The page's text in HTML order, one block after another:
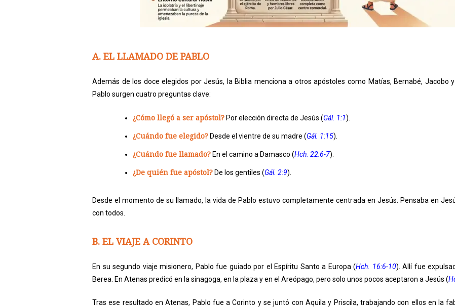
A. EL LLAMADO DE PABLO
Además de los doce elegidos por Jesús, la Biblia menciona a otros apóstoles como Matías, Bernabé, Jacobo
Pablo surgen cuatro preguntas clave:
¿Cómo llegó a ser apóstol? Por elección directa de Jesús (Gál. 1:1).
¿Cuándo fue elegido? Desde el vientre de su madre (Gál. 1:15).
¿Cuándo fue llamado? En el camino a Damasco (Hch. 22:6-7).
¿De quién fue apóstol? De los gentiles (Gál. 2:9).
Desde el momento de su llamado, la vida de Pablo estuvo completamente centrada en Jesús. Pensaba en
con todos.
B. EL VIAJE A CORINTO
En su segundo viaje misionero, Pablo fue guiado por el Espíritu Santo a Europa (Hch. 16:6-10). Allí fue
Berea. En Atenas predicó en la sinagoga, en la plaza y en el Areópago, pero solo unos pocos aceptaron a Jesús (
Tras ese resultado en Atenas, Pablo fue a Corinto y se juntó con Aquila y Priscila, trabajando con ellos en la